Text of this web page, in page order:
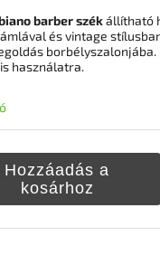
Hozzáadás a
kosárhoz
barber székállítható
és vintage
használatra.